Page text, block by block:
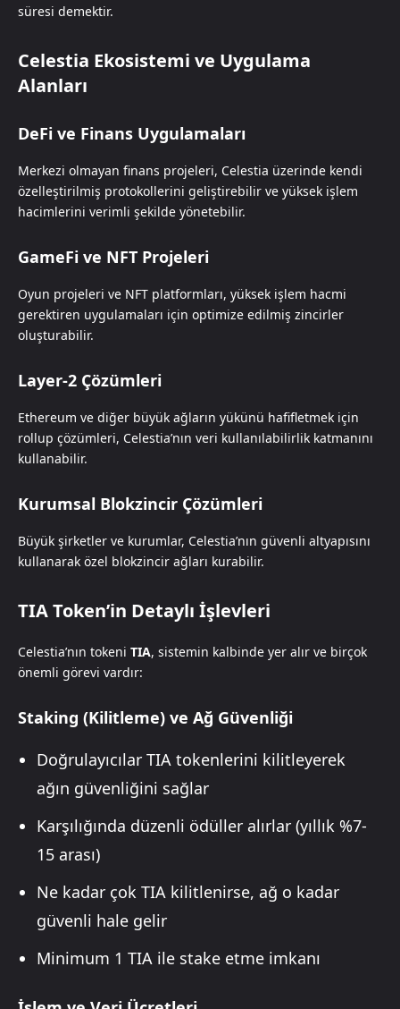
süresi demektir.
Celestia Ekosistemi ve Uygulama
Alanları
DeFi ve Finans Uygulamaları
Merkezi olmayan finans projeleri, Celestia üzerinde kendi
özelleştirilmiş protokollerini geliştirebilir ve yüksek işlem
hacimlerini verimli şekilde yönetebilir.
GameFi ve NFT Projeleri
Oyun projeleri ve NFT platformları, yüksek işlem hacmi
gerektiren uygulamaları için optimize edilmiş zincirler
oluşturabilir.
Layer-2 Çözümleri
Ethereum ve diğer büyük ağların yükünü hafifletmek için
rollup çözümleri, Celestia’nın veri kullanılabilirlik katmanını
kullanabilir.
Kurumsal Blokzincir Çözümleri
Büyük şirketler ve kurumlar, Celestia’nın güvenli altyapısını
kullanarak özel blokzincir ağları kurabilir.
TIA Token’in Detaylı İşlevleri
Celestia’nın tokeni TIA, sistemin kalbinde yer alır ve birçok
önemli görevi vardır:
Staking (Kilitleme) ve Ağ Güvenliği
Doğrulayıcılar TIA tokenlerini kilitleyerek
ağın güvenliğini sağlar
Karşılığında düzenli ödüller alırlar (yıllık %7-
15 arası)
Ne kadar çok TIA kilitlenirse, ağ o kadar
güvenli hale gelir
Minimum 1 TIA ile stake etme imkanı